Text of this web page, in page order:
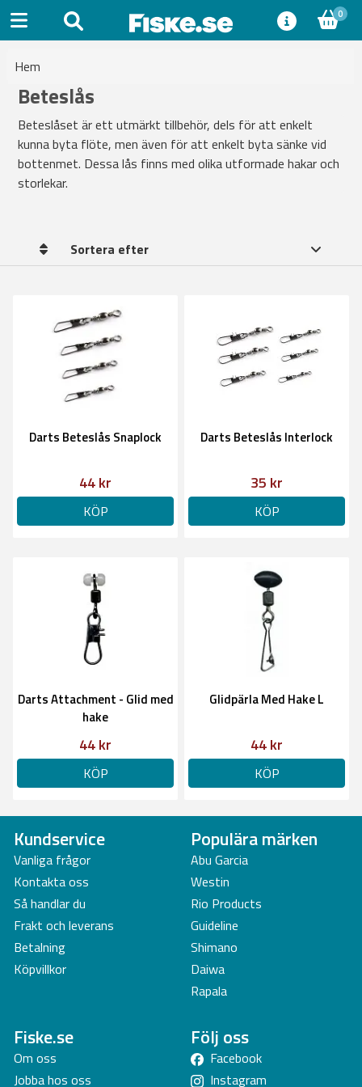
0
Hem
Beteslås
Beteslåset är ett utmärkt tillbehör, dels för att enkelt
kunna byta flöte, men även för att enkelt byta sänke vid
bottenmet. Dessa lås finns med olika utformade hakar och
storlekar.
Sortera efter
Darts Beteslås Snaplock
44 kr
KÖP
Darts Beteslås Interlock
35 kr
KÖP
Darts Attachment - Glid med
hake
44 kr
KÖP
Glidpärla Med Hake L
44 kr
KÖP
Kundservice
Vanliga frågor
Kontakta oss
Så handlar du
Frakt och leverans
Betalning
Köpvillkor
Populära märken
Abu Garcia
Westin
Rio Products
Guideline
Shimano
Daiwa
Rapala
Fiske.se
Om oss
Jobba hos oss
Följ oss
Facebook
Instagram